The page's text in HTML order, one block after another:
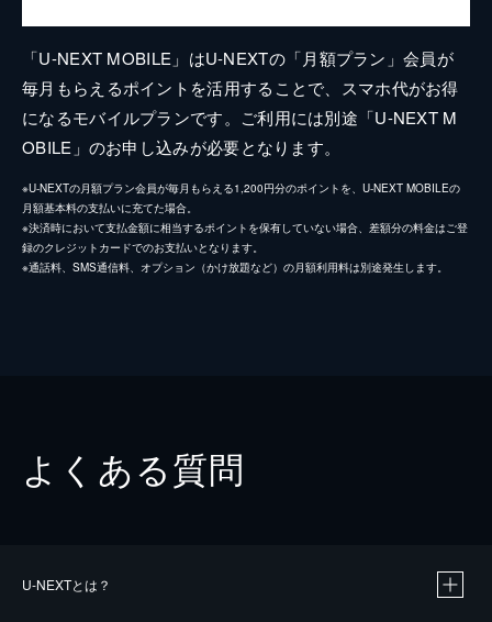
「U-NEXT MOBILE」はU-NEXTの「月額プラン」会員が
毎月もらえるポイントを活用することで、スマホ代がお得
になるモバイルプランです。ご利用には別途「U-NEXT M
OBILE」のお申し込みが必要となります。
※U-NEXTの月額プラン会員が毎月もらえる1,200円分のポイントを、U-NEXT MOBILEの
月額基本料の支払いに充てた場合。
※決済時において支払金額に相当するポイントを保有していない場合、差額分の料金はご登
録のクレジットカードでのお支払いとなります。
※通話料、SMS通信料、オプション（かけ放題など）の月額利用料は別途発生します。
よくある質問
U-NEXTとは？